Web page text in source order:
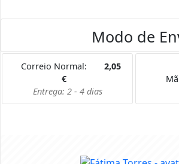
Modo de
Correio Normal:
2,05
€
Entrega: 2 - 4 dias